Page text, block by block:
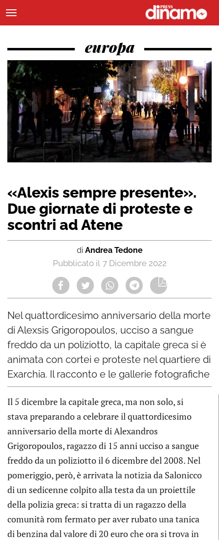
europa
«Alexis sempre presente».
Due giornate di proteste e
scontri ad Atene
di Andrea Tedone
7 Dicembre 2022
Nel quattordicesimo anniversario della morte
di Alexsis Grigoropoulos, ucciso a sangue
freddo da un poliziotto, la capitale greca si è
animata con cortei e proteste nel quartiere di
Exarchia. Il racconto e le gallerie fotografiche
Il 5 dicembre la capitale greca, ma non solo, si
stava preparando a celebrare il quattordicesimo
anniversario della morte di Alexandros
Grigoropoulos, ragazzo di 15 anni ucciso a sangue
freddo da un poliziotto il 6 dicembre del 2008. Nel
pomeriggio, però, è arrivata la notizia da Salonicco
di un sedicenne colpito alla testa da un proiettile
della polizia greca: si tratta di un ragazzo della
comunità rom fermato per aver rubato una tanica
di benzina dal valore di 20 euro che ora si trova in